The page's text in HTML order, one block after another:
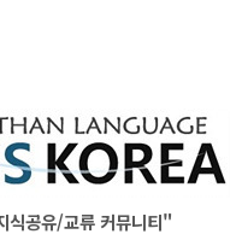
식공유/교류 커뮤니티"